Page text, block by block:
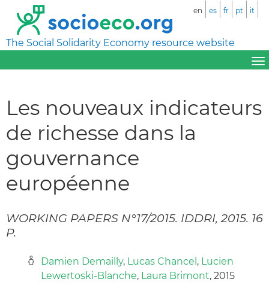
The Social Solidarity Economy resource website
en es fr pt it
Les nouveaux indicateurs
de richesse dans la
gouvernance
européenne
WORKING PAPERS N°17/2015. IDDRI, 2015. 16
P.
Damien Demailly, Lucas Chancel , Lucien
Lewertoski-Blanche, Laura Brimont, 2015